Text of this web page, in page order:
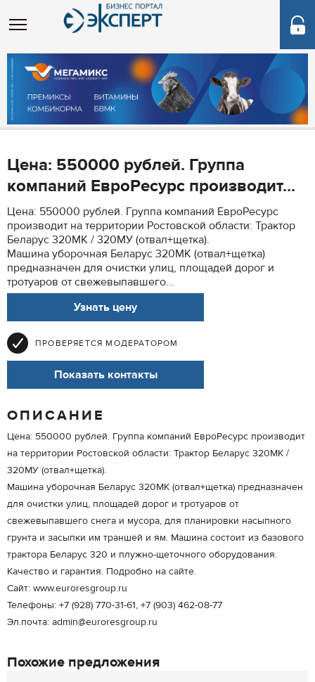
Цена: 550000 рублей. Группа
компаний ЕвроРесурс производит...
Цена: 550000 рублей. Группа компаний ЕвроРесурс
производит на территории Ростовской области: Трактор
Беларус 320МК / 320МУ (отвал+щетка).
Машина уборочная Беларус 320МК (отвал+щетка)
предназначен для очистки улиц, площадей дорог и
тротуаров от свежевыпавшего...
Узнать цену
ПРОВЕРЯЕТСЯ МОДЕРАТОРОМ
Показать контакты
ОПИСАНИЕ
Цена: 550000 рублей. Группа компаний ЕвроРесурс производит
на территории Ростовской области: Трактор Беларус 320МК /
320МУ (отвал+щетка).
Машина уборочная Беларус 320МК (отвал+щетка) предназначен
для очистки улиц, площадей дорог и тротуаров от
свежевыпавшего снега и мусора, для планировки насыпного
грунта и засыпки им траншей и ям. Машина состоит из базового
трактора Беларус 320 и плужно-щеточного оборудования.
Качество и гарантия. Подробно на сайте.
Сайт: www.euroresgroup.ru
Телефоны: +7 (928) 770-31-61, +7 (903) 462-08-77
Эл.почта: admin@euroresgroup.ru
Похожие предложения